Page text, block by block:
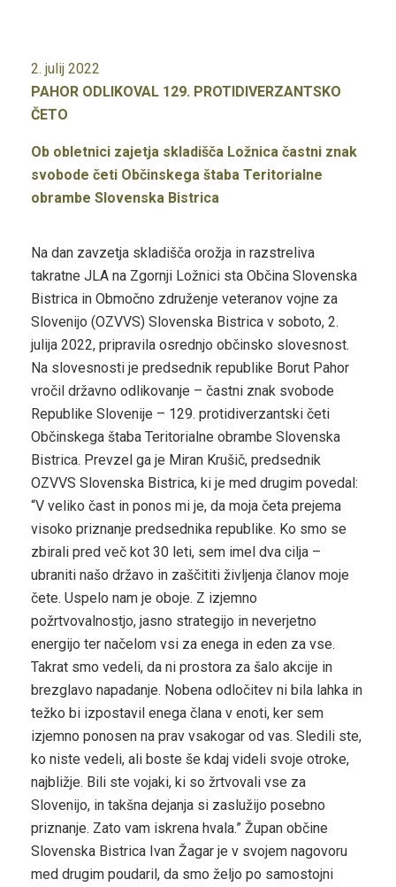
2. julij 2022
PAHOR ODLIKOVAL 129. PROTIDIVERZANTSKO
ČETO
Ob obletnici zajetja skladišča Ložnica častni znak
svobode četi Občinskega štaba Teritorialne
obrambe Slovenska Bistrica
Na dan zavzetja skladišča orožja in razstreliva
takratne JLA na Zgornji Ložnici sta Občina Slovenska
Bistrica in Območno združenje veteranov vojne za
Slovenijo (OZVVS) Slovenska Bistrica v soboto, 2.
julija 2022, pripravila osrednjo občinsko slovesnost.
Na slovesnosti je predsednik republike Borut Pahor
vročil državno odlikovanje – častni znak svobode
Republike Slovenije – 129. protidiverzantski četi
Občinskega štaba Teritorialne obrambe Slovenska
Bistrica. Prevzel ga je Miran Krušič, predsednik
OZVVS Slovenska Bistrica, ki je med drugim povedal:
“V veliko čast in ponos mi je, da moja četa prejema
visoko priznanje predsednika republike. Ko smo se
zbirali pred več kot 30 leti, sem imel dva cilja –
ubraniti našo državo in zaščititi življenja članov moje
čete. Uspelo nam je oboje. Z izjemno
požrtvovalnostjo, jasno strategijo in neverjetno
energijo ter načelom vsi za enega in eden za vse.
Takrat smo vedeli, da ni prostora za šalo akcije in
brezglavo napadanje. Nobena odločitev ni bila lahka in
težko bi izpostavil enega člana v enoti, ker sem
izjemno ponosen na prav vsakogar od vas. Sledili ste,
ko niste vedeli, ali boste še kdaj videli svoje otroke,
najbližje. Bili ste vojaki, ki so žrtvovali vse za
Slovenijo, in takšna dejanja si zaslužijo posebno
priznanje. Zato vam iskrena hvala.” Župan občine
Slovenska Bistrica Ivan Žagar je v svojem nagovoru
med drugim poudaril, da smo željo po samostojni